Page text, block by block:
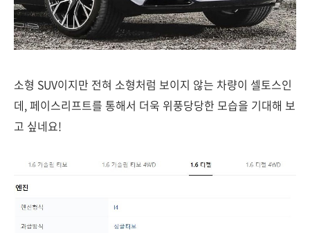
소형 SUV이지만 전혀 소형처럼 보이지 않는 차량이 셀토스인
데, 페이스리프트를 통해서 더욱 위풍당당한 모습을 기대해 보
고 싶네요!